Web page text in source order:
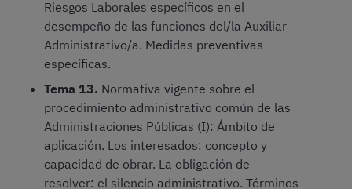
Riesgos Laborales específicos en el
desempeño de las funciones del/la Auxiliar
Administrativo/a. Medidas preventivas
específicas.
Tema 13. Normativa vigente sobre el
procedimiento administrativo común de las
Administraciones Públicas (I): Ámbito de
aplicación. Los interesados: concepto y
capacidad de obrar. La obligación de
resolver: el silencio administrativo. Términos